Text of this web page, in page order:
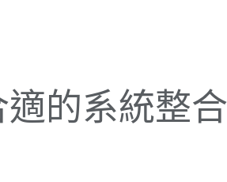
的系統整合